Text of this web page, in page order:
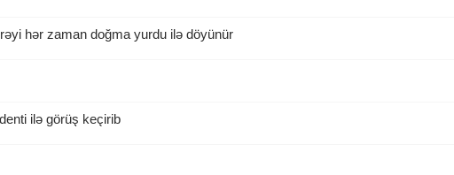
hər zaman doğma yurdu ilə döyünür
ilə görüş keçirib